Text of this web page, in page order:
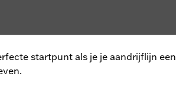
startpunt als je je aandrijflijn een